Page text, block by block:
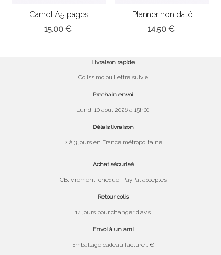
Carnet A5 pages
blanches (modèle...
15,00 €
Planner non daté
(modèle...
14,50 €
Livraison rapide
Colissimo ou Lettre suivie
Prochain envoi
Lundi 10 août 2026 à 15h00
Délais livraison
2 à 3 jours en France métropolitaine
Achat sécurisé
CB, virement, chèque, PayPal acceptés
Retour colis
14 jours pour changer d’avis
Envoi à un ami
Emballage cadeau facturé 1 €